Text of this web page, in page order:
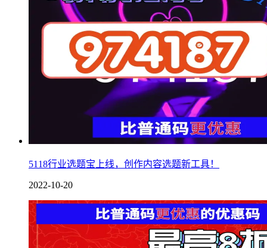
5118行业选题宝上线，创作内容选题新工具！
2022-10-20